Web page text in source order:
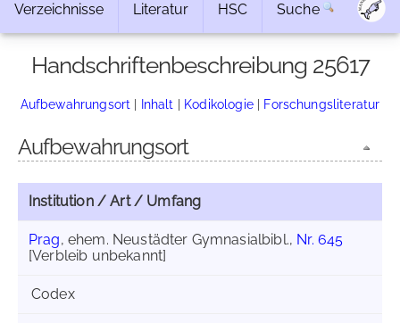
Verzeichnisse Literatur HSC Suche
Handschriftenbeschreibung 25617
Aufbewahrungsort | Inhalt | Kodikologie| Forschungsliteratur
Aufbewahrungsort
Institution / Art / Umfang
Prag, ehem. Neustädter Gymnasialbibl., Nr. 645
[Verbleib unbekannt]
Codex